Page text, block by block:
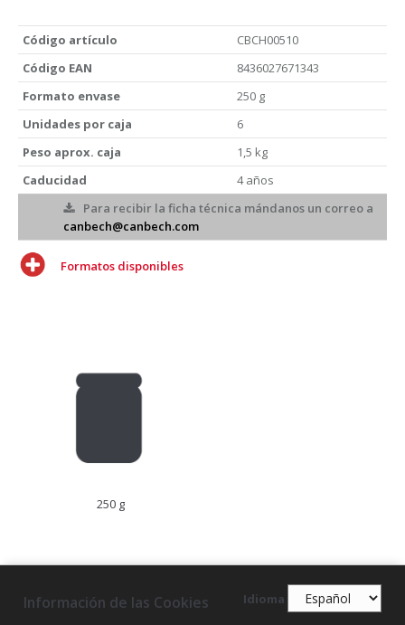
Código artículo
CBCH00510
Código EAN
8436027671343
Formato envase
250 g
Unidades por caja
6
Peso aprox. caja
1,5 kg
Caducidad
4 años
Para recibir la ficha técnica mándanos un correo a
canbech@canbech.com
Formatos disponibles
250 g
Información de las Cookies Idioma